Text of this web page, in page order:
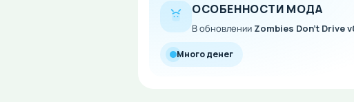
ОСОБЕННОСТИ МОДА
В обновлении Zombies Don't Drive
Много денег